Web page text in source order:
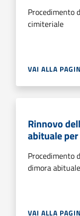
Procedimento
cimiteriale
VAI ALLA
Rinnovo
abituale
Procedimento
dimora
VAI ALLA